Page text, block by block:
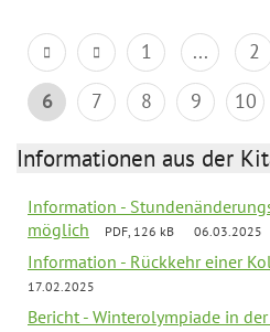
1 ... 2
6
7 8 9 10
Informationen aus der
Information -
möglich
PDF, 126 kB 06.03.2025
Information - Rückkehr einer
17.02.2025
Bericht - Winterolympiade in